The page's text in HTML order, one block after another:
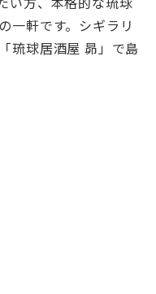
一軒です。シギラリ
琉球居酒屋 昴」で島